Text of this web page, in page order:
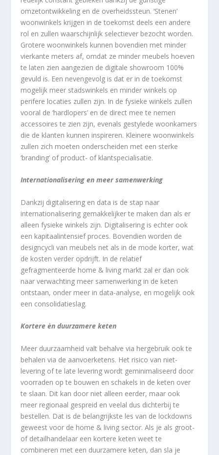
omzetontwikkeling en de overheidssteun. ‘Stenen’
woonwinkels krijgen in de toekomst deels een andere
rol en zullen waarschijnlijk selectiever bezocht worden.
Grotere woonwinkels kunnen bovendien met minder
vierkante meters af, omdat ze minder meubels hoeven
te laten zien aangezien de digitale showroom 100%
gevuld is. Een nevengevolg is dat er in de toekomst
mogelijk meer stadswinkels en minder winkels op
perifere locaties zullen zijn. In de fysieke winkels zullen
vooral de ‘hardlopers’ en de direct mee te nemen
accessoires te zien zijn, evenals gestylede woonkamers
die de klanten kunnen inspireren. Kleinere woonwinkels
zullen zich moeten onderscheiden met een sterke
‘branding’ of product- of klantspecialisatie.
Internationalisering en meer samenwerking
Dankzij digitalisering en data is de stap naar
internationalisering gemakkelijker te maken dan als er
alleen fysieke winkels zijn. Digitalisering is echter ook
een kapitaalintensief proces. Bovendien worden de
designcycli van meubels net als in de mode korter, wat
de kosten verder opdrijft. In de relatief
gefragmenteerde home & living markt zal er dan ook
naar verwachting meer samenwerking in de keten
ontstaan, onder meer in data-analyse, en mogelijk ook
een consolidatieslag.
Kortere èn duurzamere keten
Meer duurzaamheid valt behalve via hergebruik ook te
behalen via de aanvoerketens. Het risico van niet-
levering of te late levering wordt geminimaliseerd door
voorraden op te bouwen en schakels in de keten over
te slaan. Dit kan door niet alleen eerder, maar ook
meer regionaal gespreid en veelal dus dichterbij te
bestellen. Dat is de belangrijkste les van de lockdowns
geweest voor de home & living sector. Als je als groot-
of detailhandelaar een kortere keten weet te
combineren met een duurzamere keten, dan sla je